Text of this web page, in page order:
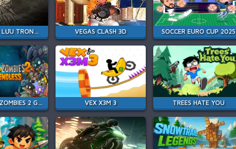
CUỘC PHIÊU LƯU TRONG VÙNG CHẾT VEGAS CLASH 3D SOCCER EURO CUP 2025
PLANTS VS ZOMBIES 2 GARDENDLESS VEX X3M 3 TREES HATE YOU